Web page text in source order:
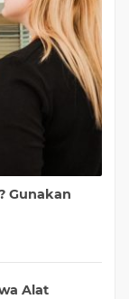
Gunakan
Alat